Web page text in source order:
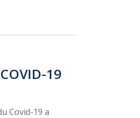
19
Covid-19 a